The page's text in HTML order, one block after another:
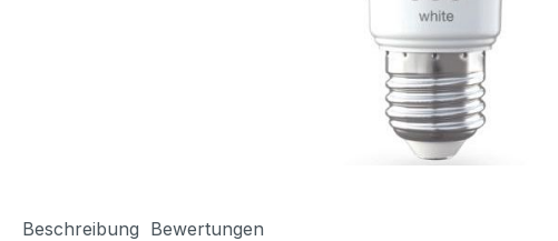
Beschreibung Bewertungen